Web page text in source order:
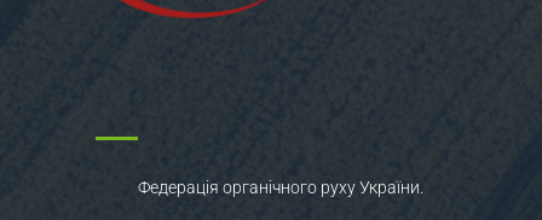
Федерація органічного руху України.